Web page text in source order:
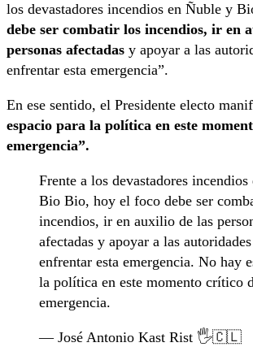
los devastadores incendios en Ñuble y
debe ser combatir los incendios, ir en
personas afectadas y apoyar a las
enfrentar esta emergencia”.
En ese sentido, el Presidente electo
espacio para la política en este
emergencia”.
Frente a los devastadores
Bio Bio, hoy el foco debe ser
incendios, ir en auxilio de las
afectadas y apoyar a las
enfrentar esta emergencia. No hay
la política en este momento crítico
emergencia.
— José Antonio Kast Rist 🖐️🇨🇱